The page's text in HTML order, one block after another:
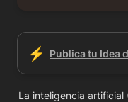
⚡ Publica tu Idea
La inteligencia artificial